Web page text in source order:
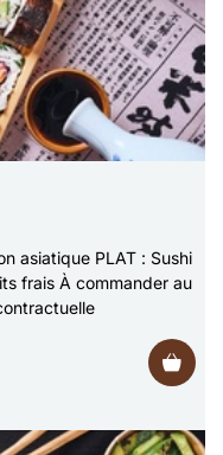
asiatique PLAT : Sushi
frais À commander au